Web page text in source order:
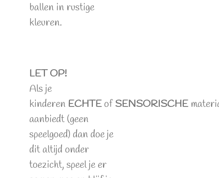
ballen in rustige
kleuren.
LET OP!
Als je
kinderen ECHTEofSENSORISCHE
aanbiedt (geen
speelgoed) dan doe je
dit altijd onder
toezicht, speel je er